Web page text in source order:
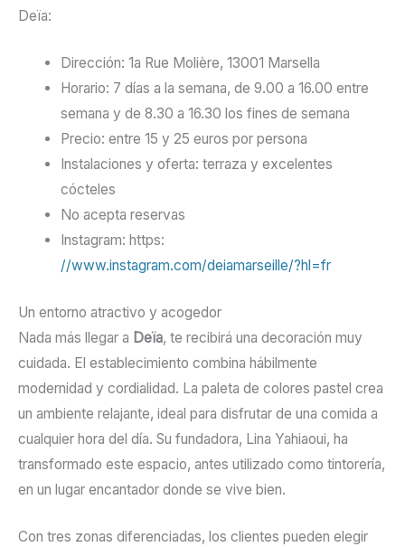
Deïa:
Dirección: 1a Rue Molière, 13001 Marsella
Horario: 7 días a la semana, de 9.00 a 16.00 entre
semana y de 8.30 a 16.30 los fines de semana
Precio: entre 15 y 25 euros por persona
Instalaciones y oferta: terraza y excelentes
cócteles
No acepta reservas
Instagram: https:
//www.instagram.com/deiamarseille/?hl=fr
Un entorno atractivo y acogedor
Nada más llegar a Deïa, te recibirá una decoración muy
cuidada. El establecimiento combina hábilmente
modernidad y cordialidad. La paleta de colores pastel crea
un ambiente relajante, ideal para disfrutar de una comida a
cualquier hora del día. Su fundadora, Lina Yahiaoui, ha
transformado este espacio, antes utilizado como tintorería,
en un lugar encantador donde se vive bien.
Con tres zonas diferenciadas, los clientes pueden elegir